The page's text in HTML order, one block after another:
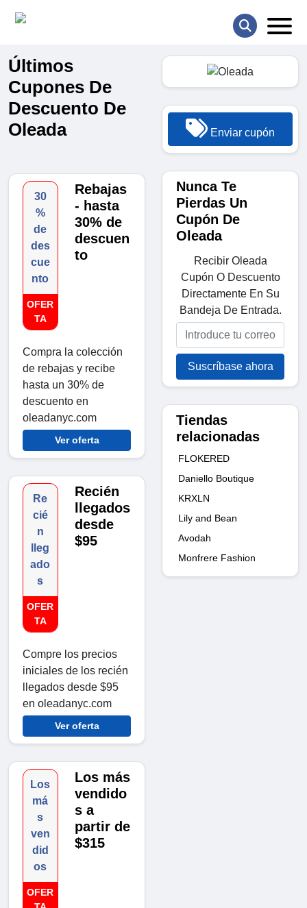
Últimos
Cupones De
Descuento De
Oleada
30
%
de
des
cue
nto
OFER
TA
Rebajas
- hasta
30% de
descuen
to
Compra la colección
de rebajas y recibe
hasta un 30% de
descuento en
oleadanyc.com
Ver oferta
Re
cié
n
lleg
ado
s
OFER
TA
Recién
llegados
desde
$95
Compre los precios
iniciales de los recién
llegados desde $95
en oleadanyc.com
Ver oferta
Los
má
s
ven
did
os
OFER
Los más
vendido
s a
partir de
$315
Enviar cupón
Nunca Te
Pierdas Un
Cupón De
Oleada
Recibir Oleada
Cupón O Descuento
Directamente En Su
Bandeja De Entrada.
Suscríbase ahora
Tiendas
relacionadas
FLOKERED
Daniello Boutique
KRXLN
Lily and Bean
Avodah
Monfrere Fashion